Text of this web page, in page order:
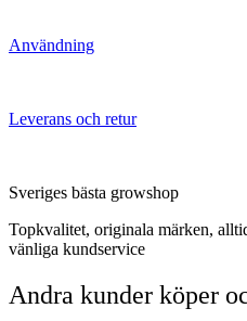
Användning
Leverans och retur
Sveriges bästa growshop
Topkvalitet, originala märken,
vänliga kundservice
Andra kunder köper